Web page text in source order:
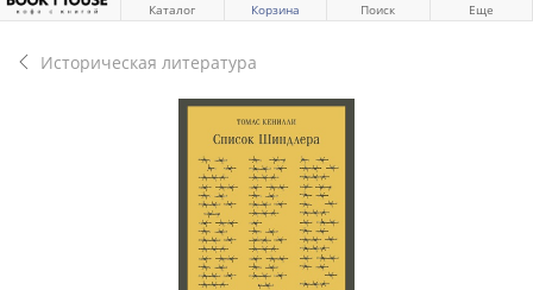
Каталог Корзина Поиск Еще
Историческая литература